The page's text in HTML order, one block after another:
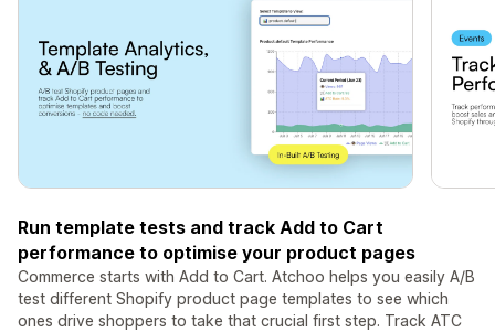
Run template tests and track Add to Cart
performance to optimise your product pages
Commerce starts with Add to Cart. Atchoo helps you easily A/B
test different Shopify product page templates to see which
ones drive shoppers to take that crucial first step. Track ATC